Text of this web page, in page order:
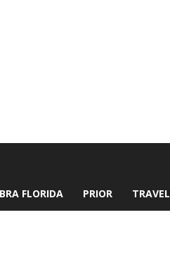
FLORIDA PRIOR